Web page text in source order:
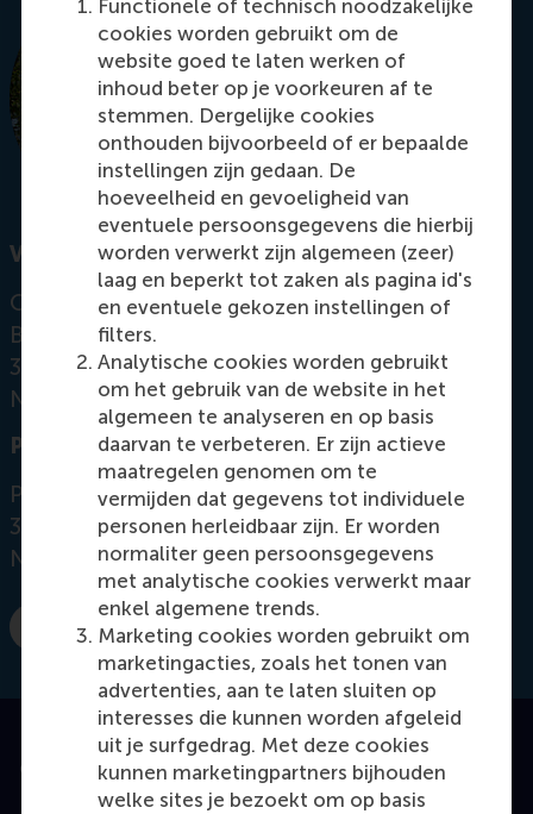
Functionele of technisch noodzakelijke
cookies worden gebruikt om de
website goed te laten werken of
inhoud beter op je voorkeuren af te
stemmen. Dergelijke cookies
onthouden bijvoorbeeld of er bepaalde
instellingen zijn gedaan. De
hoeveelheid en gevoeligheid van
eventuele persoonsgegevens die hierbij
worden verwerkt zijn algemeen (zeer)
laag en beperkt tot zaken als pagina id's
en eventuele gekozen instellingen of
filters.
Analytische cookies worden gebruikt
om het gebruik van de website in het
algemeen te analyseren en op basis
daarvan te verbeteren. Er zijn actieve
maatregelen genomen om te
vermijden dat gegevens tot individuele
personen herleidbaar zijn. Er worden
normaliter geen persoonsgegevens
met analytische cookies verwerkt maar
enkel algemene trends.
Marketing cookies worden gebruikt om
marketingacties, zoals het tonen van
advertenties, aan te laten sluiten op
interesses die kunnen worden afgeleid
uit je surfgedrag. Met deze cookies
kunnen marketingpartners bijhouden
welke sites je bezoekt om op basis
Visiting address
Office:
Burgemeester Oudlaan 50
3062 PA Rotterdam
Netherlands
Postal address
Postbus 1738
3000 DR Rotterdam
Netherlands
E-mail sapafuraha@rsm.nl
Geaccrediteerd door